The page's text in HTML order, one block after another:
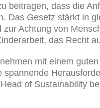
beitragen, dass die
Das Gesetz stärkt
Achtung von
das Recht
mit einem
of Sustainability